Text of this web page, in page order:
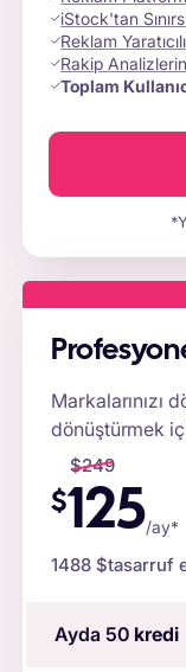
iStock'tan
Reklam
Rakip
Toplam
Markalarınızı
dönüştürmek
$249
$125/ay*
1488 $tasarruf
Ayda 50 kredi